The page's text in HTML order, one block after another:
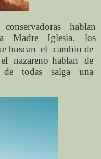
conservadoras
hablan
Madre Iglesia.
los
buscan el cambio de
nazareno hablan
de
de todas salga
una